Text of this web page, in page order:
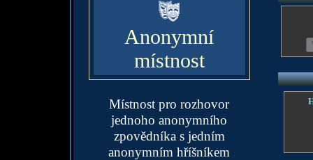
Anonymní
místnost
Místnost pro rozhovor
jednoho anonymního
zpovědníka s jedním
anonymním hříšníkem